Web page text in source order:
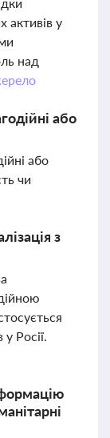
активів у
над
або
або
чи
з
Росії.